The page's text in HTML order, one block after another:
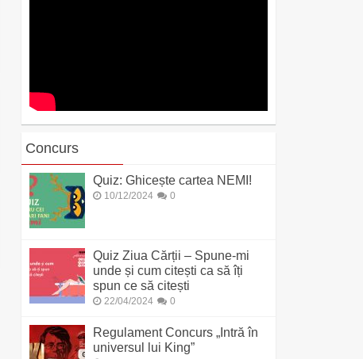
Concurs
Quiz: Ghicește cartea NEMI!
10/12/2024 0
Quiz Ziua Cărții – Spune-mi
unde și cum citești ca să îți
spun ce să citești
22/04/2024 0
Regulament Concurs „Intră în
universul lui King”